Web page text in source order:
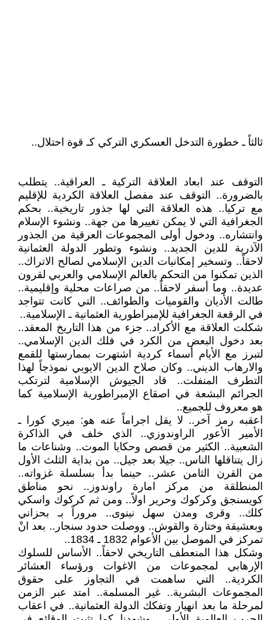
ثالثاً ـ خطورة التدخل العسكري التركي كـ قوة احتلال..
التوقف عند ابعاد العلاقة التركية ـ العراقية.. يتطلب
بالضرورة.. التوقف عند مفصل العلاقة الكردية للإقليم
مع تركيا.. هذه العلاقة التي لها جذور تاريخية.. بحكم
الجغرافية التي لا يمكن تغييرها من جهة.. ونشوء الإسلام
وانتشاره.. ودخول أولى المجموعات العرقية من الجذور
الآذرية للدين الجديد.. ونشوء وتطور الدولة العثمانية
لاحقاً.. وتسخير إمكانيات الدين الإسلامي لصالح الاتراك..
الذين تمكنوا من التحكم بالعالم الإسلامي والعربي لقرون
عديدة.. وما أسفر لاحقاً.. من صراعات محلية وإقليمية..
طالت الأديان والقوميات والطوائف.. التي كانت تتواجد
في الرقعة الجغرافية للإمبراطورية العثمانية ـ الإسلامية..
شكلت العلاقة مع الأكراد.. جزء من هذا التاريخ المعقد..
بعد دخول البعض من الكرد في فلك الدين الإسلامي..
لتبرز مع الأيام أسماء كردية اشتهرت بممارستها للقمع
والارهاب الديني.. وكان صلاح الدين الايوبي نموذجاً لهذا
التطرف المنفلت.. قاد الجيوش الإسلامية لترتكب
الجرائم البشعة في اصقاع الإمبراطورية الإسلامية كما
هو معروف للجميع..
اعقبه رمز آخر.. لا يقل اجراماً عنه هو: ميري كورا ـ
الأمير الأعور الراوندوزي.. الذي خلف في الذاكرة
الشعبية.. الكثير من قصص وحكايا الموت.. وشناعات ما
زال يتناقلها الناس.. جيلا بعد جيل.. من بداية الثلث الأول
من القرن الثامن عشر.. حينما بدأ بسلسلة غزواته..
المنطلقة من مركز امارة راوندوز.. نحو مناطق
كويسنجق وكركوك وحرير اولاً.. ومن ثم كركوك واسكي
كلك.. وقرى ومدن سهل نينوى.. مروراً بـ بحزاني
وبعشيقة وختارة والقوش.. ووصلت حدود سنجار.. بعد انْ
تمركز في الموصل بين الأعوام 1832 ـ 1834..
وشكل هذا المنعطف التاريخي لاحقاً.. الأساس للسلوك
الإرهابي لمجموعات من الاغوات ورؤساء العشائر
الكردية.. التي ساهمت في التجاوز على حقوق
المجموعات البشرية.. غير المسلمة.. امتد عبر الزمن
لمرحلة ما بعد انهيار وتفكك الدولة العثمانية.. في اعقاب